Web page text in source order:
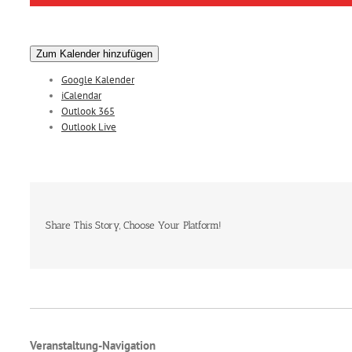
Zum Kalender hinzufügen
Google Kalender
iCalendar
Outlook 365
Outlook Live
Share This Story, Choose Your Platform!
Veranstaltung-Navigation